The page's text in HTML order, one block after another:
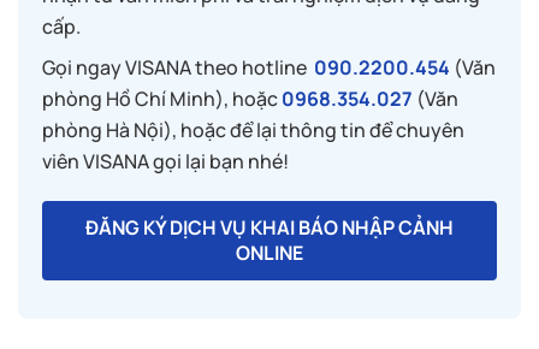
cấp.
Gọi ngay VISANA theo hotline 090.2200.454 (Văn
phòng Hồ Chí Minh), hoặc0968.354.027 (Văn
phòng Hà Nội), hoặc để lại thông tin để chuyên
viên VISANA gọi lại bạn nhé!
ĐĂNG KÝ DỊCH VỤ KHAI BÁO NHẬP CẢNH
ONLINE